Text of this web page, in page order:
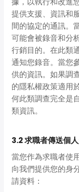
提供支援、資訊和
間的協定的通訊。
可能會被錄音和分
行銷目的。在此類
通知您錄音。當您
供的資訊。如果調
的隱私權政策適用
何此類調查完全是
類資訊。
3.2 求職者傳送個
當您作為求職者使
向我們提供您的身
請資料：